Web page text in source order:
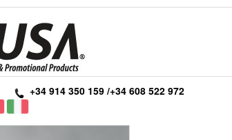
+34 914 350 159 /+34 608 522 972